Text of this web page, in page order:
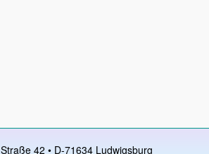
42 • D-71634 Ludwigsburg